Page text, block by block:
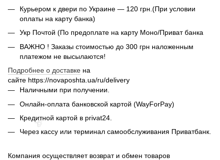
Курьером к двери по Украине — 120 грн.(При условии
оплаты на карту банка)
Укр Почтой (По предоплате на карту Моно/Приват банка
ВАЖНО ! Заказы стоимостью до 300 грн наложенным
платежом не высылаются!
Подробнее о доставке на
сайте https://novaposhta.ua/ru/delivery
Наличными при получении.
Онлайн-оплата банковской картой (WayForPay)
Кредитной картой в privat24.
Через кассу или терминал самообслуживания Приватбанк.
Компания осуществляет возврат и обмен товаров